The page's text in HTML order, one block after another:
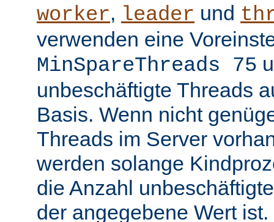
worker, leader und
verwenden eine
MinSpareThreads 75
unbeschäftigte Threads
Basis. Wenn nicht
Threads im Server
werden solange
die Anzahl
der angegebene Wert ist.